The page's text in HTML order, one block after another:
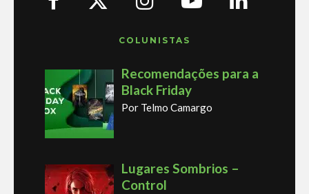
COLUNISTAS
Recomendações para a
Black Friday
Por Telmo Camargo
Lugares Sombrios –
Control